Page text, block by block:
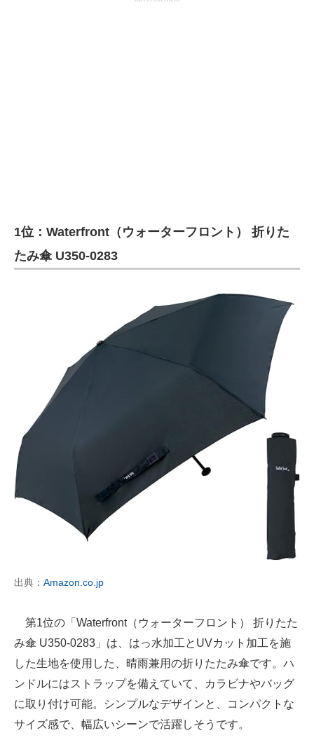
1位：Waterfront（ウォーターフロント） 折りた
たみ傘 U350-0283
出典： Amazon.co.jp
第1位の「Waterfront（ウォーターフロント） 折りたた
み傘 U350-0283」は、はっ水加工とUVカット加工を施
した生地を使用した、晴雨兼用の折りたたみ傘です。ハ
ンドルにはストラップを備えていて、カラビナやバッグ
に取り付け可能。シンプルなデザインと、コンパクトな
サイズ感で、幅広いシーンで活躍しそうです。